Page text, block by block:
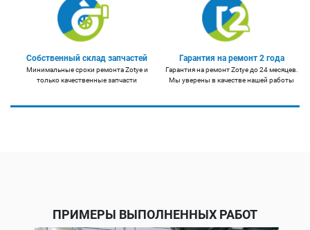
Собственный склад запчастей
Минимальные сроки ремонта Zotye и
только качественные запчасти
Гарантия на ремонт 2 года
Гарантия на ремонт Zotye до 24 месяцев.
Мы уверены в качестве нашей работы
ПРИМЕРЫ ВЫПОЛНЕННЫХ РАБОТ